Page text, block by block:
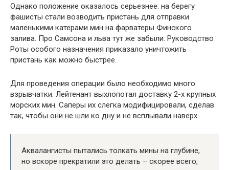
Однако положение оказалось серьезнее: на берегу
фашисты стали возводить пристань для отправки
маленькими катерами мин на фарватеры Финского
залива. Про Самсона и льва тут же забыли. Руководство
Роты особого назначения приказало уничтожить
пристань как можно быстрее.
Для проведения операции было необходимо много
взрывчатки. Лейтенант выхлопотал доставку 2-х крупных
морских мин. Саперы их слегка модифицировали, сделав
так, чтобы они не шли ко дну и не всплывали наверх.
Аквалангисты пытались толкать мины на глубине,
но вскоре прекратили это делать – скорее всего,